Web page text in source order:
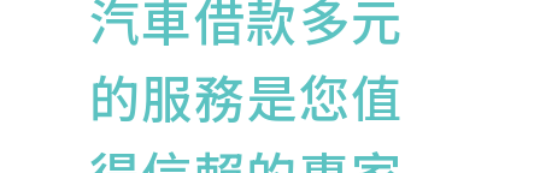
汽車借款多元
的服務是您值